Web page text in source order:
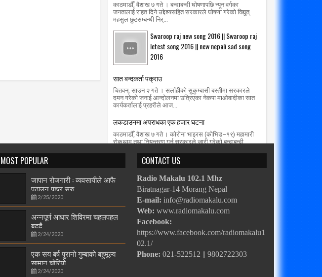
काठमाडौँ, वैशाख ७ गते । बन्दाबन्दी घोषणापछि न्यून वर्गका
जनतालाई राहत दिने उद्देश्यसहित सरकारले घोषणा गरेको विद्युत्
महसुल छुटसम्बन्धी निर्...
Swaroop raj new song 2016 || Swaroop raj
letest song 2016 || new nepali sad song
2016
सात बन्दकर्ता पक्राउ
चितवन, साउन २ गते । सर्लाहीको सुकुम्बासी बस्तीमा सरकारले
दमन गरेको जनाई आन्दोलनमा उत्रिएका नेकपा माओवादीका सात
कार्यकर्तालाई प्रहरीले आज...
लकडाउनमा अपराधका एक हजार घटना
काठमाडौँ, वैशाख ७ गते । कोरोना भाइरस (कोभिड–१९) महामारी
रोकथाम तथा नियन्त्रण गर्न सरकारले जारी गरेको बन्दाबन्दी
MOST POPULAR
जापान रोजगारी : व्यवसायीले आफै
पठाउन पहल सुरु
2/25/2020
अन्नपूर्ण आधार शिविरमा चहलपहल
बढ्दै
2/24/2020
एक सय बर्ष पुरानो गुम्बाको बहुमूल्य
सामान चोरियो
2/24/2020
CONTACT US
Radio Makalu 102.1 Mhz
Biratnagar-14 Morang Nepal
E-mail: info@radiomakalu.com
Web: www.radiomakalu.com
Facebook:
https://www.facebook.com/radiomakalu1
02.1/
Phone: 021-522512 || 9802722303